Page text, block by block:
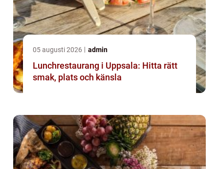
05 augusti 2026 admin
Lunchrestaurang i Uppsala: Hitta rätt
smak, plats och känsla